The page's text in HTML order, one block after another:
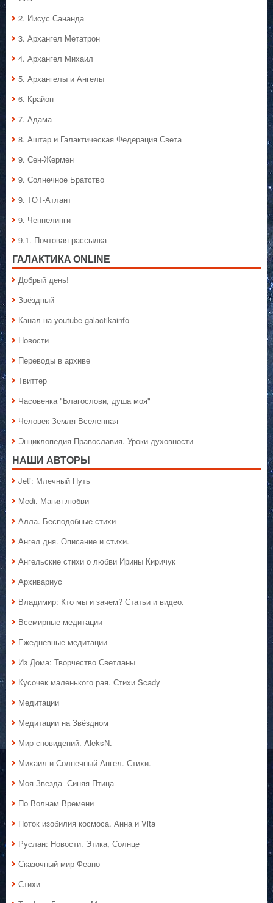
2. Иисус Сананда
3. Архангел Метатрон
4. Архангел Михаил
5. Архангелы и Ангелы
6. Крайон
7. Адама
8. Аштар и Галактическая Федерация Света
9. Сен-Жермен
9. Солнечное Братство
9. ТОТ-Атлант
9. Ченнелинги
9.1. Почтовая рассылка
ГАЛАКТИКA ONLINE
Добрый день!
Звёздный
Канал на youtube galactikainfo
Новости
Переводы в архиве
Твиттер
Часовенка "Благослови, душа моя"
Человек Земля Вселенная
Энциклопедия Православия. Уроки духовности
НАШИ АВТОРЫ
Jeti: Млечный Путь
Medi. Магия любви
Алла. Бесподобные стихи
Ангел дня. Описание и стихи.
Ангельские стихи о любви Ирины Киричук
Архивариус
Владимир: Кто мы и зачем? Статьи и видео.
Всемирные медитации
Ежедневные медитации
Из Дома: Творчество Светланы
Кусочек маленького рая. Стихи Scady
Медитации
Медитации на Звёздном
Мир сновидений. AleksN.
Михаил и Солнечный Ангел. Стихи.
Моя Звезда- Синяя Птица
По Волнам Времени
Поток изобилия космоса. Анна и Vita
Руслан: Новости. Этика, Солнце
Сказочный мир Феано
Стихи